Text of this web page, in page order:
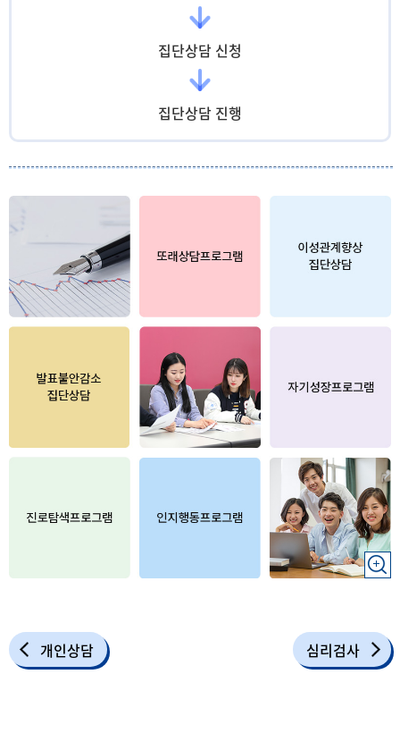
집단상담 신청
집단상담 진행
개인상담 심리검사